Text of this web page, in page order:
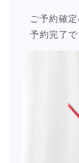
ご予約確
予約完了で